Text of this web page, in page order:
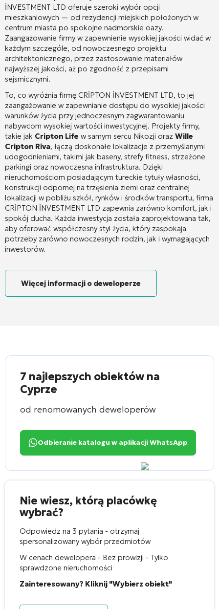
İNVESTMENT LTD oferuje szeroki wybór opcji
mieszkaniowych — od rezydencji miejskich położonych w
centrum miasta po spokojne nadmorskie oazy.
Zaangażowanie firmy w zapewnienie wysokiej jakości widać w
każdym szczególe, od nowoczesnego projektu
architektonicznego, przez zastosowanie materiałów
najwyższej jakości, aż po zgodność z przepisami
sejsmicznymi.
To, co wyróżnia firmę CRİPTON İNVESTMENT LTD, to jej
zaangażowanie w zapewnianie dostępu do wysokiej jakości
warunków życia przy jednoczesnym zagwarantowaniu
nabywcom wysokiej wartości inwestycyjnej. Projekty firmy,
takie jak Cripton Life w samym sercu Nikozji oraz Wille
Cripton Riva, łączą doskonałe lokalizacje z przemyślanymi
udogodnieniami, takimi jak baseny, strefy fitness, strzeżone
parkingi oraz nowoczesna infrastruktura. Dzięki
nieruchomościom posiadającym tureckie tytuły własności,
konstrukcji odpornej na trzęsienia ziemi oraz centralnej
lokalizacji w pobliżu szkół, rynków i środków transportu, firma
CRİPTON İNVESTMENT LTD zapewnia zarówno komfort, jak i
spokój ducha. Każda inwestycja została zaprojektowana tak,
aby oferować współczesny styl życia, który zaspokaja
potrzeby zarówno nowoczesnych rodzin, jak i wymagających
inwestorów.
Więcej informacji o deweloperze
7 najlepszych obiektów na
Cyprze
od renomowanych deweloperów
Odbieranie katalogu w aplikacji WhatsApp
Nie wiesz, którą placówkę
wybrać?
Odpowiedz na 3 pytania - otrzymaj
spersonalizowany wybór przedmiotów
W cenach dewelopera - Bez prowizji - Tylko
sprawdzone nieruchomości
Zainteresowany? Kliknij "Wybierz obiekt"